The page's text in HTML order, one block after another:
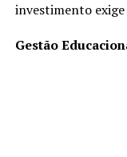
investimento exige
Gestão